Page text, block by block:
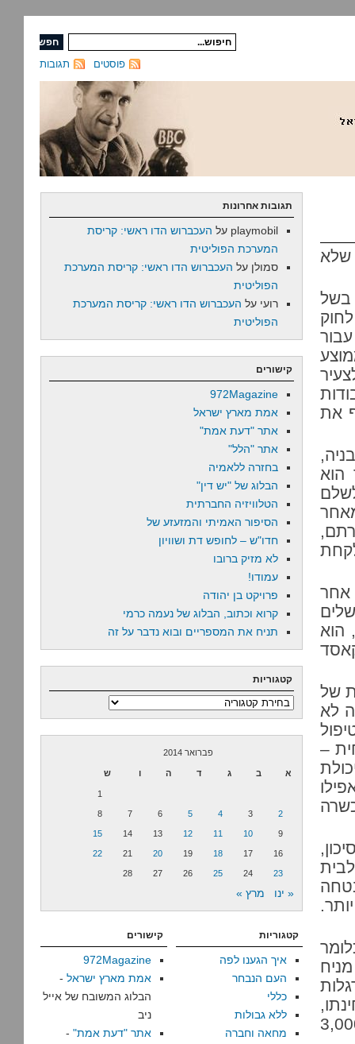
תגובות פוסטים
שלא
בשל
של כ-19.1% – לצעיר
עבודות
את
הוא
אחר
הוא
של
לא
–
בן 17 נטול הכשרה
עולה יותר.
₪ ביום, כלומר
מבחינתו,
עבודה. והוא לא יכול לעבוד. אין לו 3,000
תגובות אחרונות
playmobil על העכברוש הדו ראשי: קריסת
המערכת הפוליטית
סמולן על העכברוש הדו ראשי: קריסת המערכת
הפוליטית
רועי על העכברוש הדו ראשי: קריסת המערכת
הפוליטית
קישורים
972Magazine
אמת מארץ ישראל
אתר "דעת אמת"
אתר "הלל"
בחזרה ללאמיה
הבלוג של "יש דין"
הטלוויזיה החברתית
הסיפור האמיתי והמזעזע של
חדו"ש – לחופש דת ושוויון
לא מזיק ברובו
עמודו!
פרויקט בן יהודה
קרוא וכתוב, הבלוג של נעמה כרמי
תניח את המספריים ובוא נדבר על זה
קטגוריות
קטגוריות
פברואר 2014
א ב ג ד ה ו ש
1
2
3
4
5
6
7
8
9
10
11
12
13
14
15
16
17
18
19
20
21
22
23
24
25
26
27
28
« ינו מרץ »
קטגוריות
איך הגענו לפה
העם הנבחר
כללי
ללא גבולות
מחאה וחברה
קישורים
972Magazine
אמת מארץ ישראל -
הבלוג המשובח של אייל
ניב
אתר "דעת אמת" -